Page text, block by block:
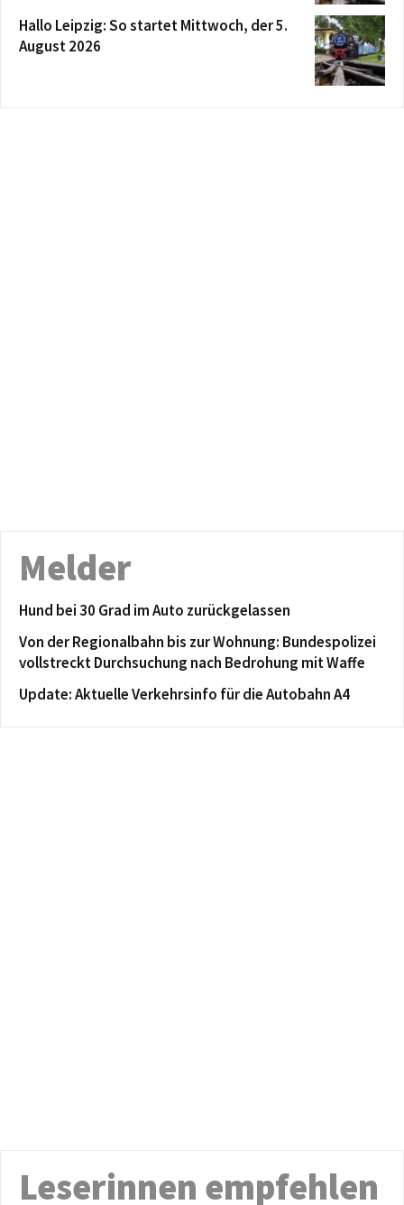
Hallo Leipzig: So startet Mittwoch, der 5.
August 2026
Melder
Hund bei 30 Grad im Auto zurückgelassen
Von der Regionalbahn bis zur Wohnung: Bundespolizei
vollstreckt Durchsuchung nach Bedrohung mit Waffe
Update: Aktuelle Verkehrsinfo für die Autobahn A4
Leserinnen empfehlen